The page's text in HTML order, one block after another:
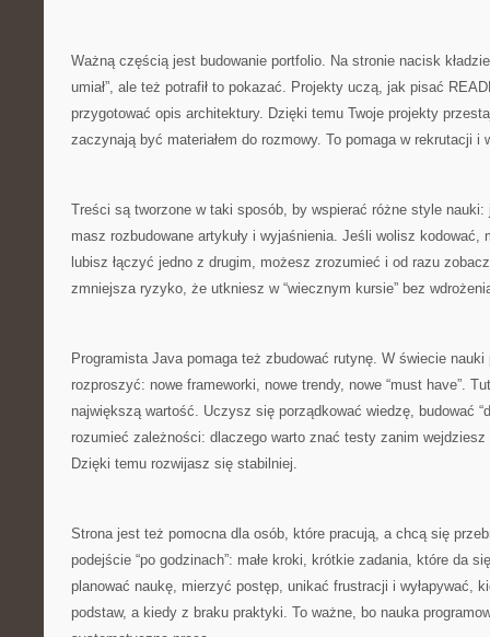
Ważną częścią jest budowanie portfolio. Na stronie nacisk
umiał”, ale też potrafił to pokazać. Projekty uczą, jak pisać
przygotować opis architektury. Dzięki temu Twoje projekty
zaczynają być materiałem do rozmowy. To pomaga w rekrutacji i
Treści są tworzone w taki sposób, by wspierać różne style
masz rozbudowane artykuły i wyjaśnienia. Jeśli wolisz kodować,
lubisz łączyć jedno z drugim, możesz zrozumieć i od razu
zmniejsza ryzyko, że utkniesz w “wiecznym kursie” bez
Programista Java pomaga też zbudować rutynę. W świecie nauki
rozproszyć: nowe frameworki, nowe trendy, nowe “must have”.
największą wartość. Uczysz się porządkować wiedzę, budować
rozumieć zależności: dlaczego warto znać testy zanim wejdziesz
Dzięki temu rozwijasz się stabilniej.
Strona jest też pomocna dla osób, które pracują, a chcą się
podejście “po godzinach”: małe kroki, krótkie zadania, które da
planować naukę, mierzyć postęp, unikać frustracji i wyłapywać,
podstaw, a kiedy z braku praktyki. To ważne, bo nauka